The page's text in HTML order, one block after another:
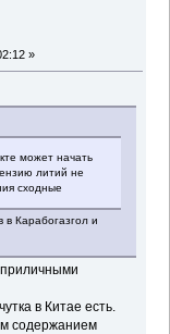
»
может начать
литий не
сходные
в Карабогазгол и
в Китае есть.
содержанием